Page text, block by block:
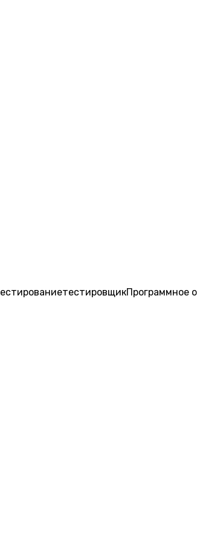
тестировщикПрограммное